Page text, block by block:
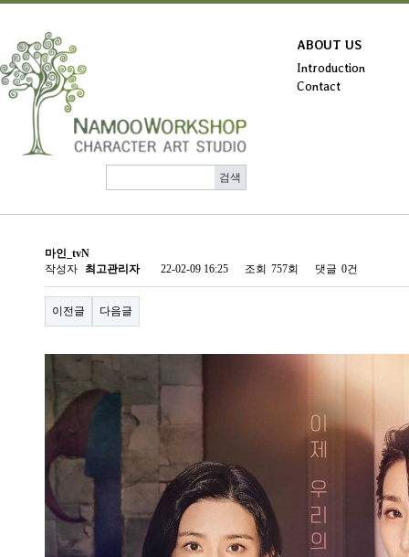
ABOUT US
Introduction
Contact
마인_tvN
작성자
최고관리자 22-02-09 16:25 조회 757회 댓글 0건
이전글 다음글